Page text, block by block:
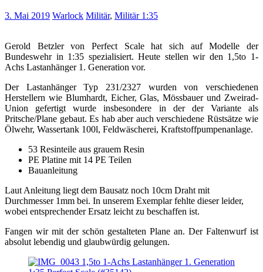
3. Mai 2019 Warlock Militär, Militär 1:35
Gerold Betzler von Perfect Scale hat sich auf Modelle der
Bundeswehr in 1:35 spezialisiert. Heute stellen wir den 1,5to 1-
Achs Lastanhänger 1. Generation vor.
Der Lastanhänger Typ 231/2327 wurden von verschiedenen
Herstellern wie Blumhardt, Eicher, Glas, Mössbauer und Zweirad-
Union gefertigt wurde insbesondere in der der Variante als
Pritsche/Plane gebaut. Es hab aber auch verschiedene Rüstsätze wie
Ölwehr, Wassertank 100l, Feldwäscherei, Kraftstoffpumpenanlage.
53 Resinteile aus grauem Resin
PE Platine mit 14 PE Teilen
Bauanleitung
Laut Anleitung liegt dem Bausatz noch 10cm Draht mit
Durchmesser 1mm bei. In unserem Exemplar fehlte dieser leider,
wobei entsprechender Ersatz leicht zu beschaffen ist.
Fangen wir mit der schön gestalteten Plane an. Der Faltenwurf ist
absolut lebendig und glaubwürdig gelungen.